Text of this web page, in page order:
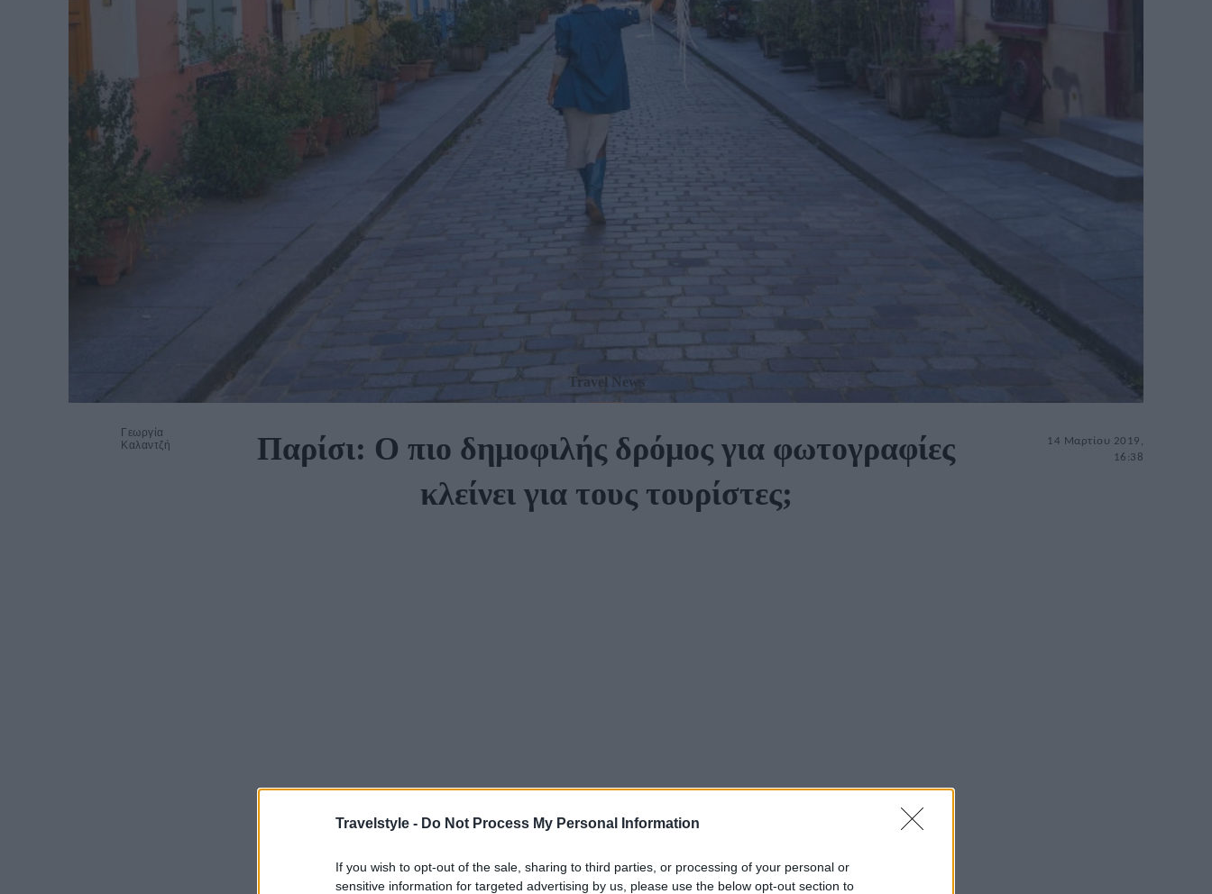
Travelstyle - Do Not Process My Personal Information
If you wish to opt-out of the sale, sharing to third parties, or processing of your personal or
sensitive information for targeted advertising by us, please use the below opt-out section to
Γεωργία
Καλαντζή
Travel News
Παρίσι: Ο πιο δημοφιλής δρόμος για φωτογραφίες
κλείνει για τους τουρίστες;
14 Μαρτίου 2019,
16:38